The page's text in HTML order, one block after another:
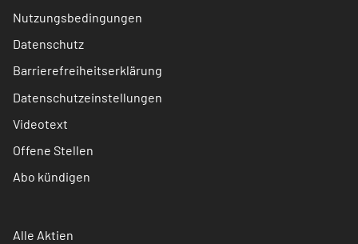
Nutzungsbedingungen
Datenschutz
Barrierefreiheitserklärung
Datenschutzeinstellungen
Videotext
Offene Stellen
Abo kündigen
Alle Aktien